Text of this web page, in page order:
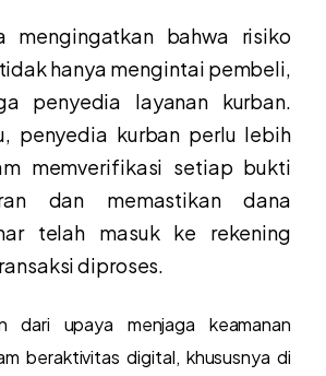
mengingatkan bahwa risiko
hanya mengintai pembeli,
penyedia layanan kurban.
penyedia kurban perlu lebih
memverifikasi setiap bukti
dan memastikan dana
telah masuk ke rekening
diproses.
dari upaya menjaga keamanan
beraktivitas digital, khususnya di